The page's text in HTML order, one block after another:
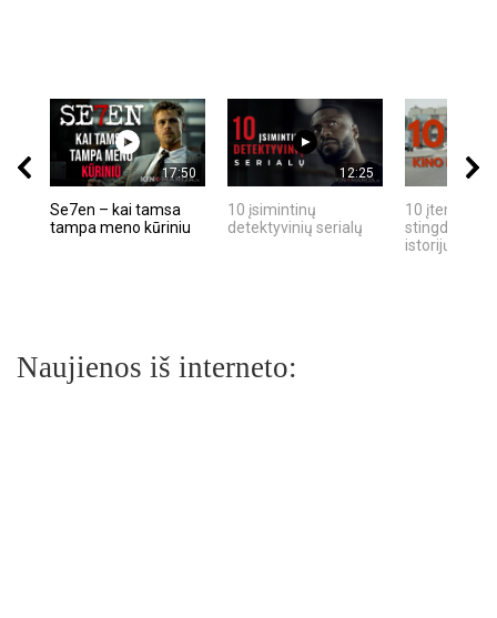
17:50
Se7en – kai tamsa
tampa meno kūriniu
12:25
10 įsimintinų
detektyvinių serialų
10 įtemptų,
stingdančių
istorijų
Naujienos iš interneto: